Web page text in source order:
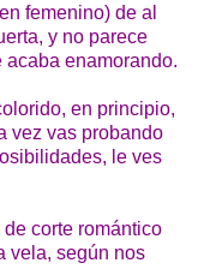
femenino) de al
y no parece
enamorando.
en principio,
vez vas probando
le ves
corte romántico
vela, según nos